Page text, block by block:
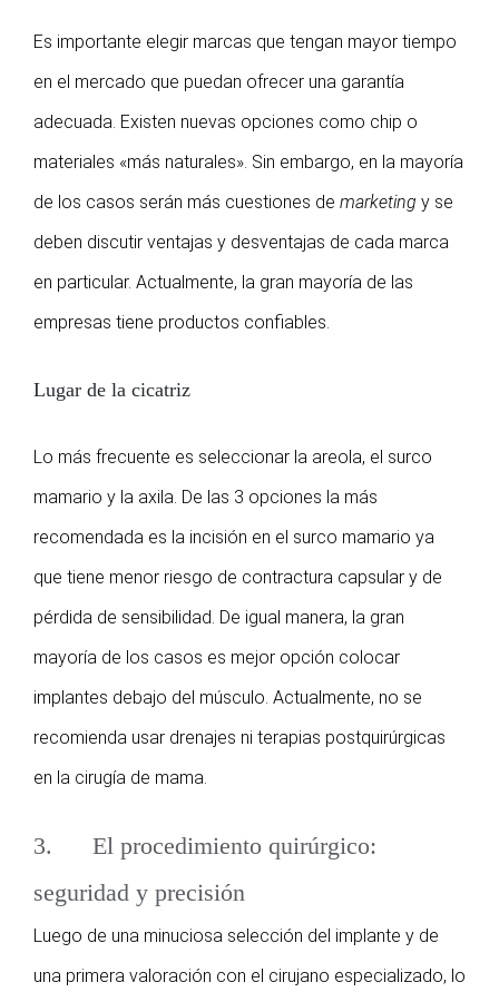
Es importante elegir marcas que tengan mayor tiempo
en el mercado que puedan ofrecer una garantía
adecuada. Existen nuevas opciones como chip o
materiales «más naturales». Sin embargo, en la mayoría
de los casos serán más cuestiones de marketing y se
deben discutir ventajas y desventajas de cada marca
en particular. Actualmente, la gran mayoría de las
empresas tiene productos confiables.
Lugar de la cicatriz
Lo más frecuente es seleccionar la areola, el surco
mamario y la axila. De las 3 opciones la más
recomendada es la incisión en el surco mamario ya
que tiene menor riesgo de contractura capsular y de
pérdida de sensibilidad. De igual manera, la gran
mayoría de los casos es mejor opción colocar
implantes debajo del músculo. Actualmente, no se
recomienda usar drenajes ni terapias postquirúrgicas
en la cirugía de mama.
3. El procedimiento quirúrgico:
seguridad y precisión
Luego de una minuciosa selección del implante y de
una primera valoración con el cirujano especializado, lo